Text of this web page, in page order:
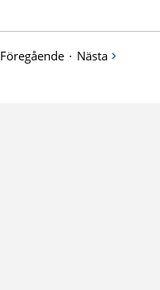
Föregående · Nästa